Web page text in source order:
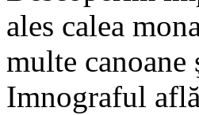
ales calea
multe
Imnograful